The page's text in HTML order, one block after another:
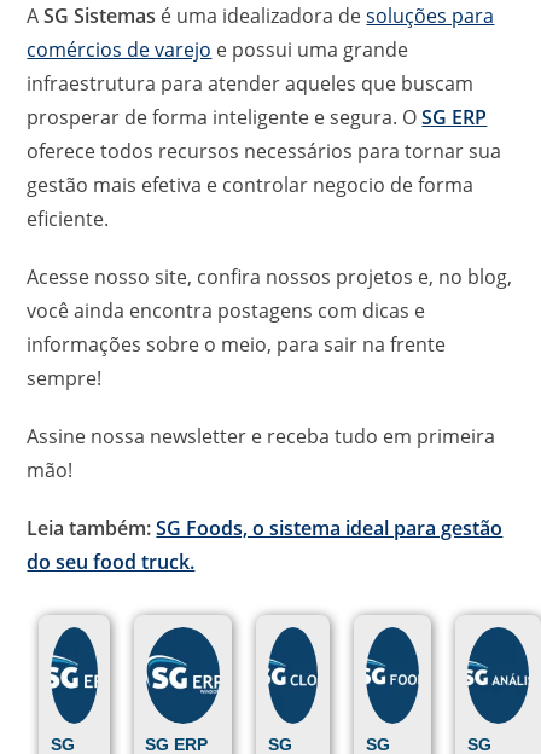
ASG Sistemas é uma idealizadora desoluções para
comércios de varejo e possui uma grande
infraestrutura para atender aqueles que buscam
prosperar de forma inteligente e segura. OSG ERP
oferece todos recursos necessários para tornar sua
gestão mais efetiva e controlar negocio de forma
eficiente.
Acesse nosso site, confira nossos projetos e, no blog,
você ainda encontra postagens com dicas e
informações sobre o meio, para sair na frente
sempre!
Assine nossa newsletter e receba tudo em primeira
mão!
Leia também:SG Foods, o sistema ideal para gestão
do seu food truck.
SG
SG ERP
SG
SG
SG